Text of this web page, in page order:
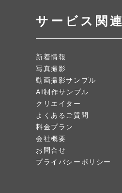
サービス関連
新着情報
写真撮影
動画撮影サンプル
AI制作サンプル
クリエイター
よくあるご質問
料金プラン
会社概要
お問合せ
プライバシーポリシー